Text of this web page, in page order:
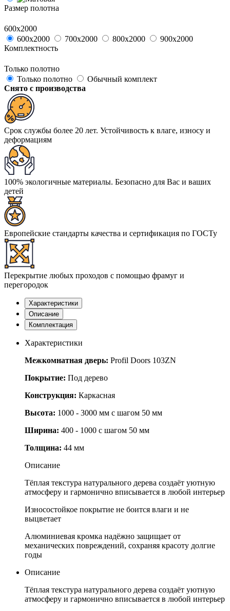
Размер полотна
600х2000
600х2000
700х2000 800х2000
900х2000
Комплектность
Только полотно
Только полотно
Обычный комплект
Снято с производства
Срок службы более 20 лет. Устойчивость к влаге, износу и
деформациям
100% экологичные материалы. Безопасно для Вас и ваших
детей
Европейские стандарты качества и сертификация по ГОСТу
Перекрытие любых проходов с помощью фрамуг и
перегородок
Характеристики
Описание
Комплектация
Характеристики
Межкомнатная дверь: Profil Doors 103ZN
Покрытие: Под дерево
Конструкция: Каркасная
Высота: 1000 - 3000 мм с шагом 50 мм
Ширина: 400 - 1000 с шагом 50 мм
Толщина: 44 мм
Описание
Тёплая текстура натурального дерева создаёт уютную
атмосферу и гармонично вписывается в любой интерьер
Износостойкое покрытие не боится влаги и не
выцветает
Алюминиевая кромка надёжно защищает от
механических повреждений, сохраняя красоту долгие
годы
Описание
Тёплая текстура натурального дерева создаёт уютную
атмосферу и гармонично вписывается в любой интерьер